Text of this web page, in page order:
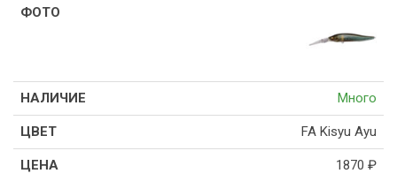
Много
FA Kisyu Ayu
1870 ₽